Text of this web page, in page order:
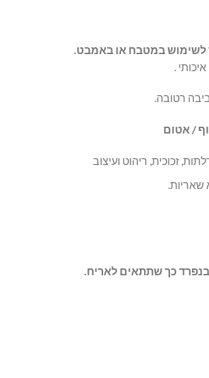
לשימוש במטבח או באמבט.
.
רטובה.
/ אטום
זכוכית, ריהוט ועיצוב
שאריות.
כך שתתאים לאריח.